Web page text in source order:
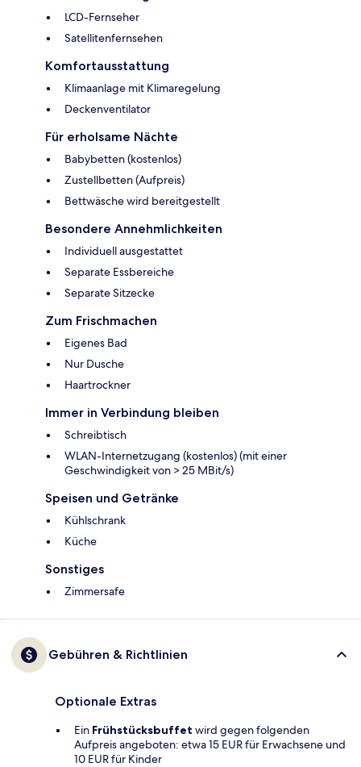
LCD-Fernseher
Satellitenfernsehen
Komfortausstattung
Klimaanlage mit Klimaregelung
Deckenventilator
Für erholsame Nächte
Babybetten (kostenlos)
Zustellbetten (Aufpreis)
Bettwäsche wird bereitgestellt
Besondere Annehmlichkeiten
Individuell ausgestattet
Separate Essbereiche
Separate Sitzecke
Zum Frischmachen
Eigenes Bad
Nur Dusche
Haartrockner
Immer in Verbindung bleiben
Schreibtisch
WLAN-Internetzugang (kostenlos) (mit einer
Geschwindigkeit von > 25 MBit/s)
Speisen und Getränke
Kühlschrank
Küche
Sonstiges
Zimmersafe
Gebühren & Richtlinien
Optionale Extras
Ein Frühstücksbuffet wird gegen folgenden
Aufpreis angeboten: etwa 15 EUR für Erwachsene und
10 EUR für Kinder